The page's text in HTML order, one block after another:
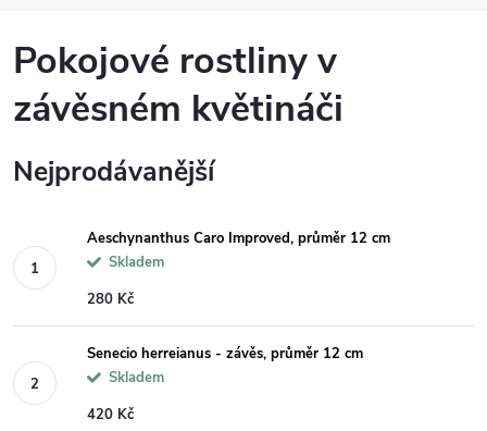
Pokojové rostliny v
závěsném květináči
Nejprodávanější
Aeschynanthus Caro Improved, průměr 12 cm
Skladem
280 Kč
Senecio herreianus - závěs, průměr 12 cm
Skladem
420 Kč